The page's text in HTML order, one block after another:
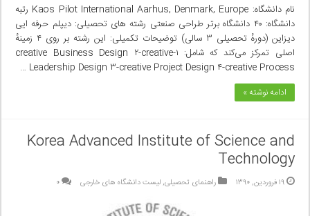
نام دانشگاه: Kaos Pilot International Aarhus, Denmark, Europe رتبه
دانشگاه: ۴۰ دانشگاه برتر طراحی صنعتی رشته های تحصیلی: دیپلم حرفه ایی
دیزاین (دورهٔ تحصیلی ۳ سالی) توضیحات تکمیلی: این رشته بر روی ۴ زمینهٔ
اصلی‌ تمرکز می‌کند که شامل: ۱-creative Business Design ۲-creative
Leadership Design ۳-creative Project Design ۴-creative Process …
ادامه نوشته »
Korea Advanced Institute of Science and
Technology
۱۹ فروردین, ۱۳۹۰ راهنمای تحصیلی,لیست دانشگاه های خارجی ۰